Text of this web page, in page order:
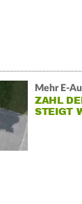
Mehr E-
ZAHL
STEIGT